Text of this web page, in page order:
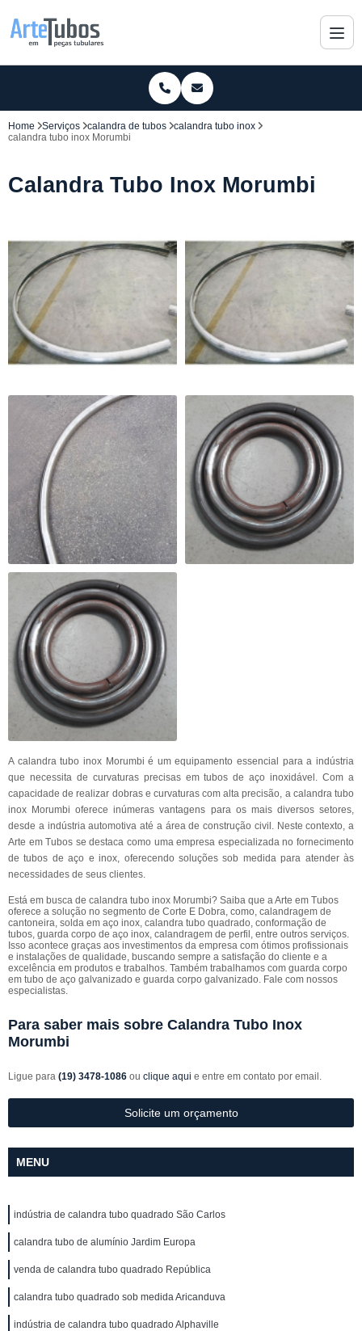
Home Serviços calandra de tubos
calandra tubo inox
calandra tubo inox Morumbi
Calandra Tubo Inox Morumbi
A calandra tubo inox Morumbi é um equipamento essencial para a indústria
que necessita de curvaturas precisas em tubos de aço inoxidável. Com a
capacidade de realizar dobras e curvaturas com alta precisão, a calandra tubo
inox Morumbi oferece inúmeras vantagens para os mais diversos setores,
desde a indústria automotiva até a área de construção civil. Neste contexto, a
Arte em Tubos se destaca como uma empresa especializada no fornecimento
de tubos de aço e inox, oferecendo soluções sob medida para atender às
necessidades de seus clientes.
Está em busca de calandra tubo inox Morumbi? Saiba que a Arte em Tubos
oferece a solução no segmento de Corte E Dobra, como, calandragem de
cantoneira, solda em aço inox, calandra tubo quadrado, conformação de
tubos, guarda corpo de aço inox, calandragem de perfil, entre outros serviços.
Isso acontece graças aos investimentos da empresa com ótimos profissionais
e instalações de qualidade, buscando sempre a satisfação do cliente e a
excelência em produtos e trabalhos. Também trabalhamos com guarda corpo
em tubo de aço galvanizado e guarda corpo galvanizado. Fale com nossos
especialistas.
Para saber mais sobre Calandra Tubo Inox
Morumbi
Ligue para (19) 3478-1086 ou clique aqui e entre em contato por email.
Solicite um orçamento
MENU
indústria de calandra tubo quadrado São Carlos
calandra tubo de alumínio Jardim Europa
venda de calandra tubo quadrado República
calandra tubo quadrado sob medida Aricanduva
indústria de calandra tubo quadrado Alphaville